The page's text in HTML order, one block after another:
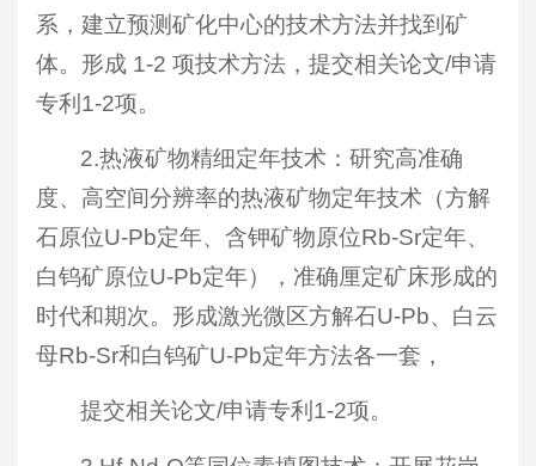
系，建立预测矿化中心的技术方法并找到矿
体。形成 1-2 项技术方法，提交相关论文/申请
专利1-2项。
2.热液矿物精细定年技术：研究高准确
度、高空间分辨率的热液矿物定年技术（方解
石原位U-Pb定年、含钾矿物原位Rb-Sr定年、
白钨矿原位U-Pb定年），准确厘定矿床形成的
时代和期次。形成激光微区方解石U-Pb、白云
母Rb-Sr和白钨矿U-Pb定年方法各一套，
提交相关论文/申请专利1-2项。